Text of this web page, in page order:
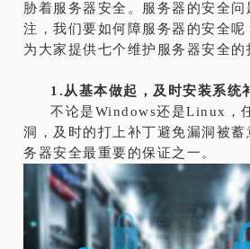
胁着服务器安全。服务器的安全问
注，我们要如何障服务器的安全
为大家提供七个维护服务器安全的
1.从基本做起，及时安装系统
不论是Windows还是Linux，
洞，及时的打上补丁避免漏洞被蓄
务器安全最重要的保证之一。